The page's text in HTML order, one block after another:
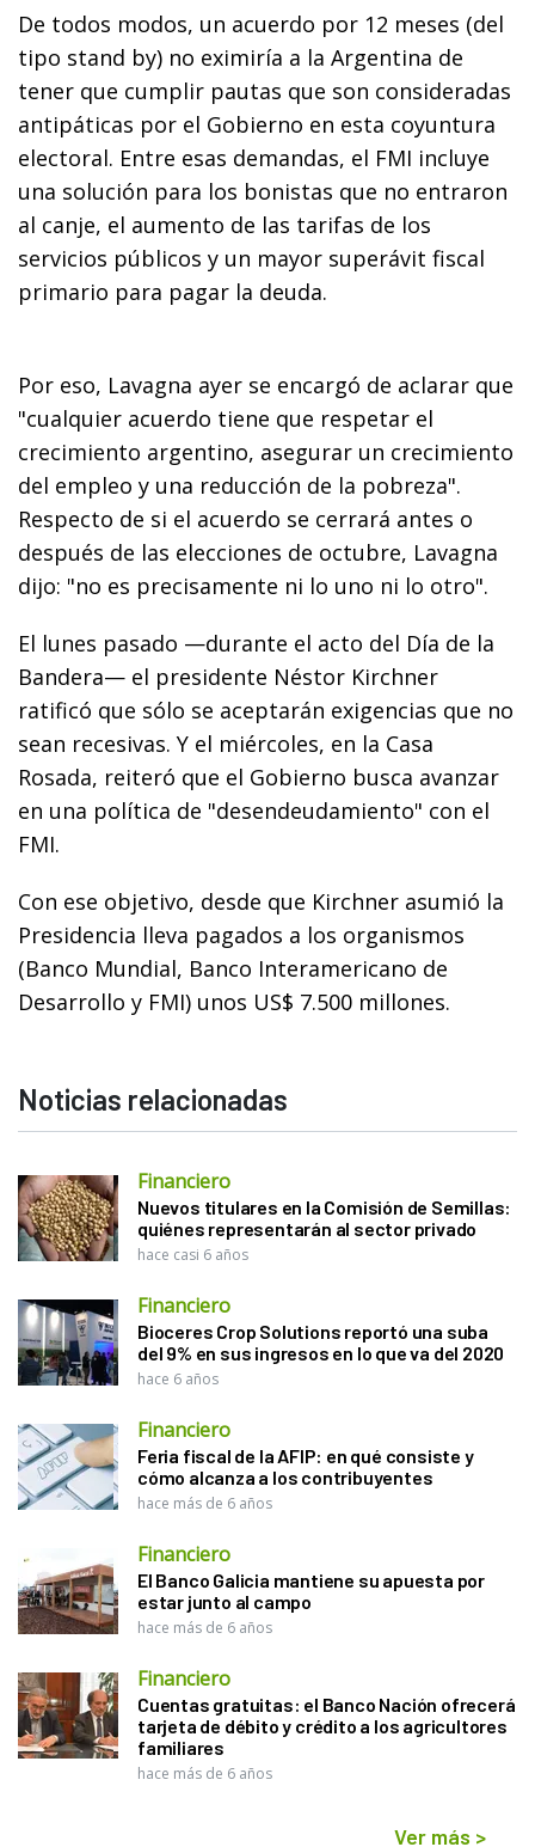
De todos modos, un acuerdo por 12 meses (del
tipo stand by) no eximiría a la Argentina de
tener que cumplir pautas que son consideradas
antipáticas por el Gobierno en esta coyuntura
electoral. Entre esas demandas, el FMI incluye
una solución para los bonistas que no entraron
al canje, el aumento de las tarifas de los
servicios públicos y un mayor superávit fiscal
primario para pagar la deuda.
Por eso, Lavagna ayer se encargó de aclarar que
"cualquier acuerdo tiene que respetar el
crecimiento argentino, asegurar un crecimiento
del empleo y una reducción de la pobreza".
Respecto de si el acuerdo se cerrará antes o
después de las elecciones de octubre, Lavagna
dijo: "no es precisamente ni lo uno ni lo otro".
El lunes pasado —durante el acto del Día de la
Bandera— el presidente Néstor Kirchner
ratificó que sólo se aceptarán exigencias que no
sean recesivas. Y el miércoles, en la Casa
Rosada, reiteró que el Gobierno busca avanzar
en una política de "desendeudamiento" con el
FMI.
Con ese objetivo, desde que Kirchner asumió la
Presidencia lleva pagados a los organismos
(Banco Mundial, Banco Interamericano de
Desarrollo y FMI) unos US$ 7.500 millones.
Noticias relacionadas
Financiero
Nuevos titulares en la Comisión de Semillas:
quiénes representarán al sector privado
hace casi 6 años
Financiero
Bioceres Crop Solutions reportó una suba
del 9% en sus ingresos en lo que va del 2020
hace 6 años
Financiero
Feria fiscal de la AFIP: en qué consiste y
cómo alcanza a los contribuyentes
hace más de 6 años
Financiero
El Banco Galicia mantiene su apuesta por
estar junto al campo
hace más de 6 años
Financiero
Cuentas gratuitas: el Banco Nación ofrecerá
tarjeta de débito y crédito a los agricultores
familiares
hace más de 6 años
Ver más >